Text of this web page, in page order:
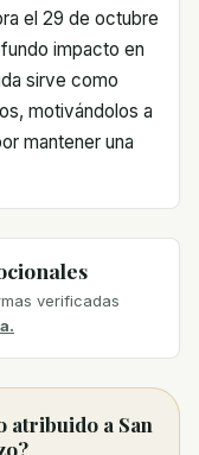
el 29 de octubre
impacto en
sirve como
motivándolos a
mantener una
verificadas
atribuido a San